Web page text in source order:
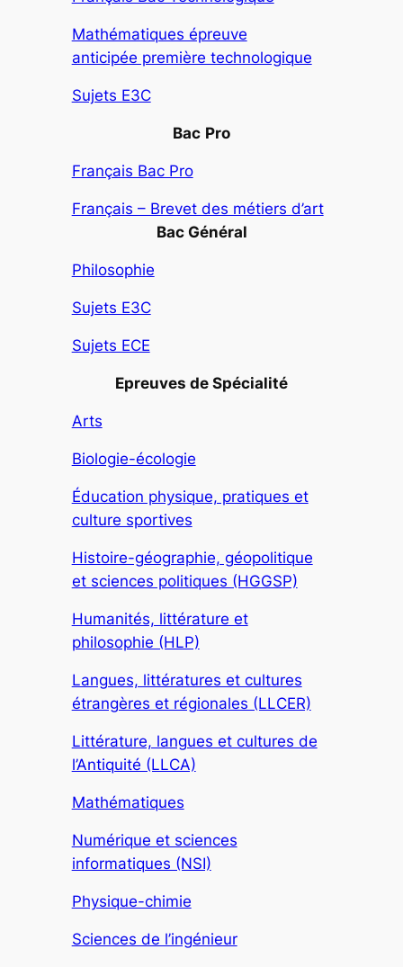
Mathématiques épreuve
anticipée première technologique
Sujets E3C
Bac Pro
Français Bac Pro
Français – Brevet des métiers d’art
Bac Général
Philosophie
Sujets E3C
Sujets ECE
Epreuves de Spécialité
Arts
Biologie-écologie
Éducation physique, pratiques et
culture sportives
Histoire-géographie, géopolitique
et sciences politiques (HGGSP)
Humanités, littérature et
philosophie (HLP)
Langues, littératures et cultures
étrangères et régionales (LLCER)
Littérature, langues et cultures de
l’Antiquité (LLCA)
Mathématiques
Numérique et sciences
informatiques (NSI)
Physique-chimie
Sciences de l’ingénieur